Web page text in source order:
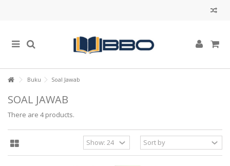
Buku Soal Jawab
SOAL JAWAB
There are 4 products.